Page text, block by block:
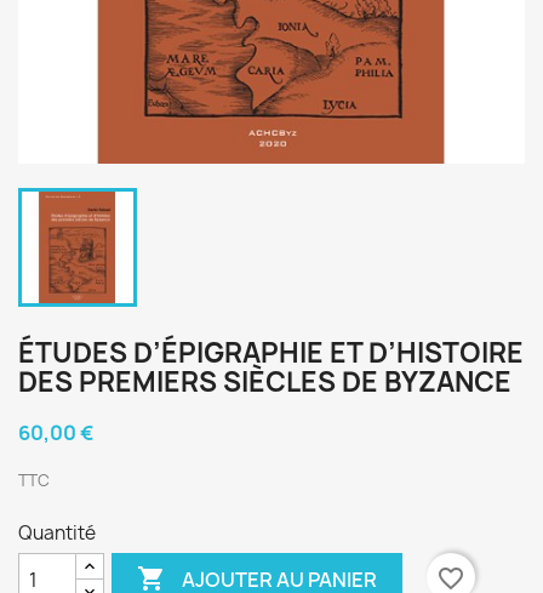
ÉTUDES D’ÉPIGRAPHIE ET D’HISTOIRE
DES PREMIERS SIÈCLES DE BYZANCE
60,00 €
TTC
Quantité
 AJOUTER AU PANIER favorite_border